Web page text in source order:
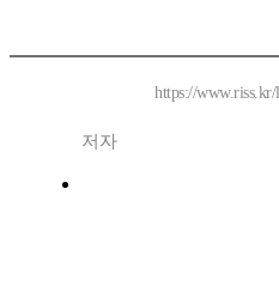
https://
저자